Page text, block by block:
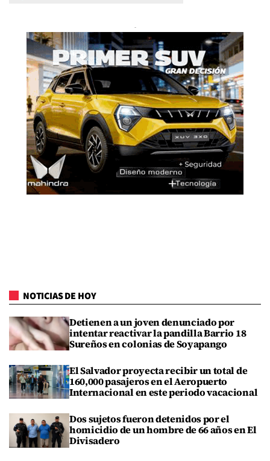
NOTICIAS DE HOY
Detienen a un joven denunciado por
intentar reactivar la pandilla Barrio 18
Sureños en colonias de Soyapango
El Salvador proyecta recibir un total de
160,000 pasajeros en el Aeropuerto
Internacional en este periodo vacacional
Dos sujetos fueron detenidos por el
homicidio de un hombre de 66 años en El
Divisadero